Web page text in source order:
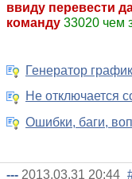
ввиду перевести
команду 33020 чем
Генератор
Не отключается
Ошибки, баги,
--- 2013.03.31 20:44